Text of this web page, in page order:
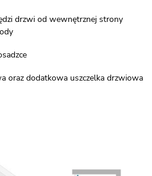
drzwi od wewnętrznej strony
oraz dodatkowa uszczelka drzwiowa